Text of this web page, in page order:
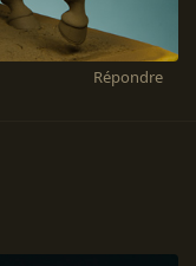
Répondre